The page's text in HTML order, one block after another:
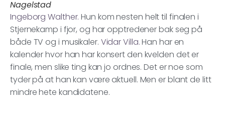
Nagelstad
Ingeborg Walther. Hun kom nesten helt til finalen i
Stjernekamp i fjor, og har opptredener bak seg på
både TV og i musikaler. Vidar Villa.Han har en
kalender hvor han har konsert den kvelden det er
finale, men slike ting kan jo ordnes. Det er noe som
tyder på at han kan være aktuell. Men er blant de litt
mindre hete kandidatene.